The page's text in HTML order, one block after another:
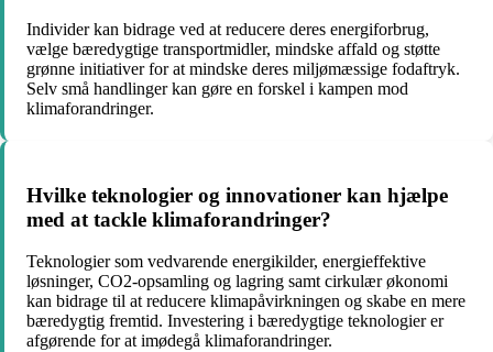
Individer kan bidrage ved at reducere deres energiforbrug,
vælge bæredygtige transportmidler, mindske affald og støtte
grønne initiativer for at mindske deres miljømæssige fodaftryk.
Selv små handlinger kan gøre en forskel i kampen mod
klimaforandringer.
Hvilke teknologier og innovationer kan hjælpe
med at tackle klimaforandringer?
Teknologier som vedvarende energikilder, energieffektive
løsninger, CO2-opsamling og lagring samt cirkulær økonomi
kan bidrage til at reducere klimapåvirkningen og skabe en mere
bæredygtig fremtid. Investering i bæredygtige teknologier er
afgørende for at imødegå klimaforandringer.